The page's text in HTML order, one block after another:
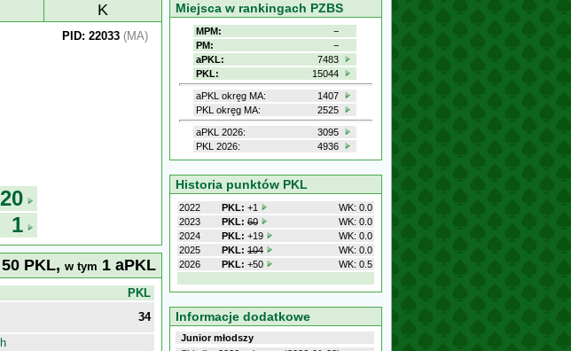
K
20
1
PID: 22033 (MA)
50 PKL, w tym 1 aPKL
PKL
34
Miejsca w rankingach PZBS
MPM:
−
PM:
−
aPKL:
7483
PKL:
15044
aPKL okręg MA:
1407
PKL okręg MA:
2525
aPKL 2026:
3095
PKL 2026:
4936
Historia punktów PKL
2022 PKL: +1
WK: 0.0
2023
PKL: 60
WK: 0.0
2024
PKL: +19
WK: 0.0
2025
PKL: 104
WK: 0.0
2026
PKL: +50 WK: 0.5
Informacje dodatkowe
Junior młodszy